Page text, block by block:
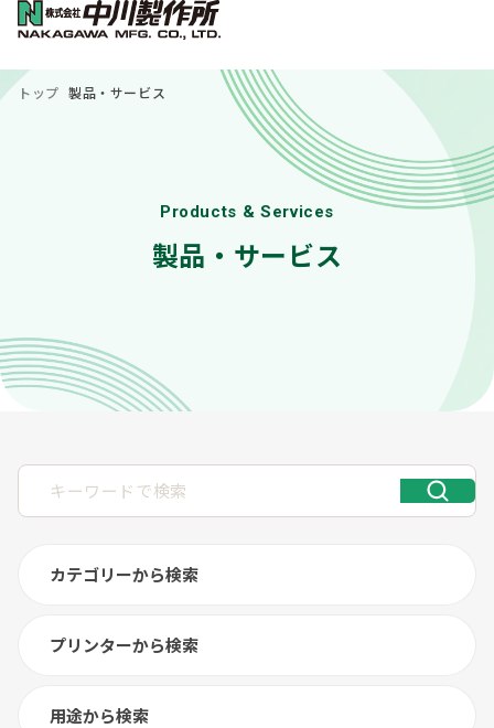
トップ 製品・サービス
Products & Services
製品・サービス
カテゴリーから検索
プリンターから検索
用途から検索